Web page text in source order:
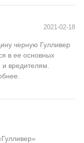
2021-02-18
черную Гулливер
в ее основных
и вредителям.